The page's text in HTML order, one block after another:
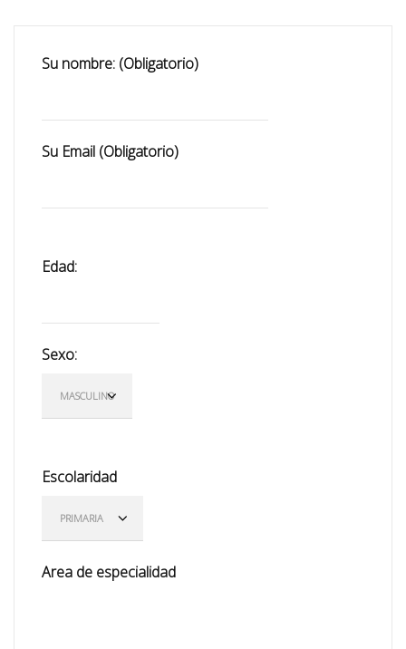
Su nombre: (Obligatorio)
Su Email (Obligatorio)
Edad:
Sexo:
Escolaridad
Area de especialidad